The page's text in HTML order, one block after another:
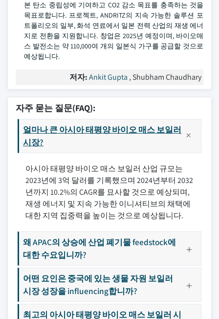
본 탄소 중립성에 기여하고 CO2 감소 목표를 충족하는 것을
목표로합니다. 프로젝트, ANDRITZ의 지속 가능한 솔루션 포
트폴리오의 일부, 화석 연료에서 일본 전력 산업의 재생 에너
지로 전환을 지원합니다. 창업은 2025년 예정이며, 바이오매
스 발전소는 약 110,000여 개의 일본식 가구를 공급할 것으로
예상됩니다.
저자:Ankit Gupta , Shubham Chaudhary
자주 묻는 질문(FAQ):
얼마나 큰 아시아 태평양 바이오 매스 보일러
시장?
아시아 태평양 바이오 매스 보일러 산업 규모는
2023년에 3억 달러를 기록했으며 2024년부터 2032
년까지 10.2%의 CAGR를 묘사할 것으로 예상되며,
재생 에너지 및 지속 가능한 이니셔티브의 채택에
대한 지역 집중력을 높이는 것으로 예상됩니다.
왜 APAC의 상승에 산업 폐기물 feedstock에
대한 수요입니까?
어떤 요인은 중국에 있는 생물 자원 보일러
시장 성장을 influencing합니까?
최고의 아시아 태평양 바이오 매스 보일러 시